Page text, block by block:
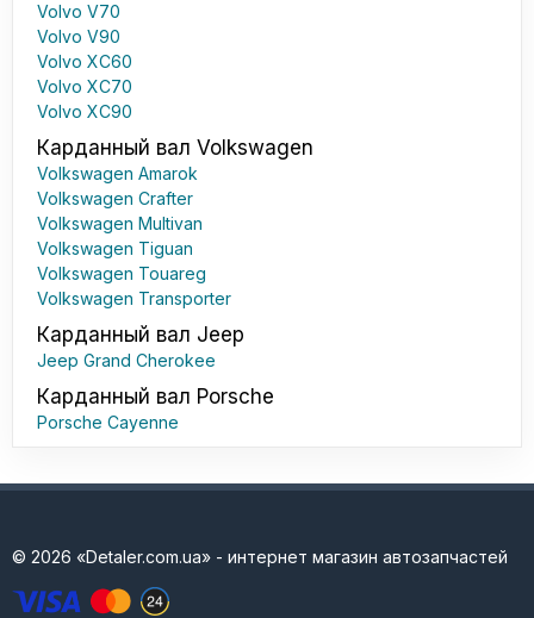
Volvo V70
Volvo V90
Volvo XC60
Volvo XC70
Volvo XC90
Карданный вал Volkswagen
Volkswagen Amarok
Volkswagen Crafter
Volkswagen Multivan
Volkswagen Tiguan
Volkswagen Touareg
Volkswagen Transporter
Карданный вал Jeep
Jeep Grand Cherokee
Карданный вал Porsche
Porsche Cayenne
© 2026 «Detaler.com.ua» - интернет магазин автозапчастей